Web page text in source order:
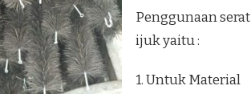
Penggunaan serat
ijuk yaitu :
1. Untuk Material